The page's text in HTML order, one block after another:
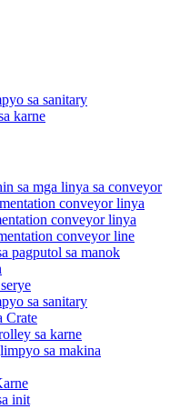
sa sanitary
karne
sa mga linya sa conveyor
conveyor linya
conveyor linya
conveyor line
pagputol sa manok
sa sanitary
Crate
sa karne
sa makina
init